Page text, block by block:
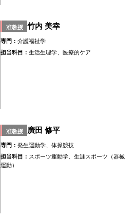
准教授 竹内 美幸
専門：介護福祉学
担当科目：生活生理学、医療的ケア
准教授 廣田 修平
専門：発生運動学、体操競技
担当科目： スポーツ運動学、生涯スポーツ（器械
運動）